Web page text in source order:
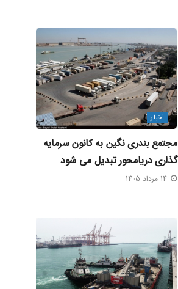
اخبار
مجتمع بندری نگین به کانون سرمایه‌
گذاری دریامحور تبدیل می‌ شود